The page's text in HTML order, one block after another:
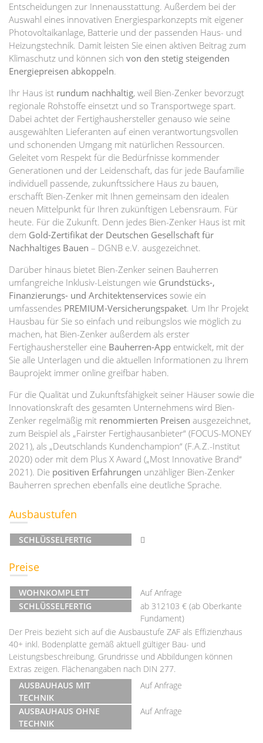
Entscheidungen zur Innenausstattung. Außerdem bei der
Auswahl eines innovativen Energiesparkonzepts mit eigener
Photovoltaikanlage, Batterie und der passenden Haus- und
Heizungstechnik. Damit leisten Sie einen aktiven Beitrag zum
Klimaschutz und können sich von den stetig steigenden
Energiepreisen abkoppeln.
Ihr Haus ist rundum nachhaltig, weil Bien-Zenker bevorzugt
regionale Rohstoffe einsetzt und so Transportwege spart.
Dabei achtet der Fertighaushersteller genauso wie seine
ausgewählten Lieferanten auf einen verantwortungsvollen
und schonenden Umgang mit natürlichen Ressourcen.
Geleitet vom Respekt für die Bedürfnisse kommender
Generationen und der Leidenschaft, das für jede Baufamilie
individuell passende, zukunftssichere Haus zu bauen,
erschafft Bien-Zenker mit Ihnen gemeinsam den idealen
neuen Mittelpunkt für Ihren zukünftigen Lebensraum. Für
heute. Für die Zukunft. Denn jedes Bien-Zenker Haus ist mit
dem Gold-Zertifikat der Deutschen Gesellschaft für
Nachhaltiges Bauen – DGNB e.V. ausgezeichnet.
Darüber hinaus bietet Bien-Zenker seinen Bauherren
umfangreiche Inklusiv-Leistungen wie Grundstücks-,
Finanzierungs- und Architektenservices sowie ein
umfassendes PREMIUM-Versicherungspaket. Um Ihr Projekt
Hausbau für Sie so einfach und reibungslos wie möglich zu
machen, hat Bien-Zenker außerdem als erster
Fertighaushersteller eine Bauherren-App entwickelt, mit der
Sie alle Unterlagen und die aktuellen Informationen zu Ihrem
Bauprojekt immer online greifbar haben.
Für die Qualität und Zukunftsfähigkeit seiner Häuser sowie die
Innovationskraft des gesamten Unternehmens wird Bien-
Zenker regelmäßig mit renommierten Preisen ausgezeichnet,
zum Beispiel als „Fairster Fertighausanbieter“ (FOCUS-MONEY
2021), als „Deutschlands Kundenchampion“ (F.A.Z.-Institut
2020) oder mit dem Plus X Award („Most Innovative Brand“
2021). Die positiven Erfahrungen unzähliger Bien-Zenker
Bauherren sprechen ebenfalls eine deutliche Sprache.
Ausbaustufen
SCHLÜSSELFERTIG
Preise
WOHNKOMPLETT
Auf Anfrage
SCHLÜSSELFERTIG
ab 312103 € (ab Oberkante
Fundament)
Der Preis bezieht sich auf die Ausbaustufe ZAF als Effizienzhaus
40+ inkl. Bodenplatte gemäß aktuell gültiger Bau- und
Leistungsbeschreibung. Grundrisse und Abbildungen können
Extras zeigen. Flächenangaben nach DIN 277.
AUSBAUHAUS MIT
TECHNIK
Auf Anfrage
AUSBAUHAUS OHNE
TECHNIK
Auf Anfrage